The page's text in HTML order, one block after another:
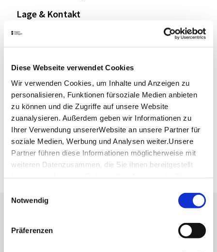
Diese Webseite verwendet Cookies
Wir verwenden Cookies, um Inhalte und Anzeigen zu
personalisieren, Funktionen fürsoziale Medien anbieten
zu können und die Zugriffe auf unsere Website
zuanalysieren. Außerdem geben wir Informationen zu
Ihrer Verwendung unsererWebsite an unsere Partner für
soziale Medien, Werbung und Analysen weiter.Unsere
Partner führen diese Informationen möglicherweise mit
weiteren Datenzusammen, die Sie ihnen bereitgestellt
Impressum
Notwendig
Präferenzen
Lage & Kontakt
Schloss Winnental
Planen Sie Ihre Anreise
Verkehrs- und Tarifverbund Stuttgart GmbH
Fahrplanauskunft des VVS
Deutsche Bahn AG
Fahrplanauskunft der DB
Google Maps
Google Maps Route
Mit unserem Newsletter bleiben Sie zu Events,